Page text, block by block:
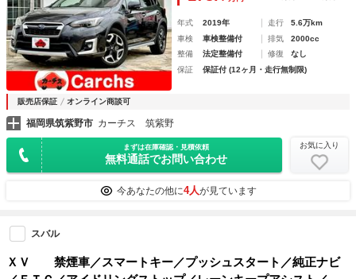
年式 2019年 走行
5.6万km
車検
車検整備付 排気
2000cc
整備
法定整備付 修復
なし
保証
保証付 (12ヶ月・走行無制限)
販売店保証 オンライン商談可
福岡県筑紫野市 カーチス 筑紫野
まずは在庫確認・見積依頼
無料通話でお問い合わせ
お気に入り
今あなたの他に4人が見ています
スバル
ＸＶ 禁煙車／スマートキー／プッシュスタート／純正ナビ